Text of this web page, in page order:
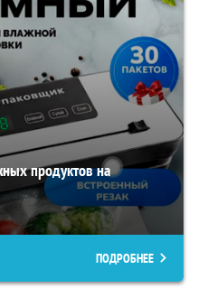
продуктов на
ПОДРОБНЕЕ